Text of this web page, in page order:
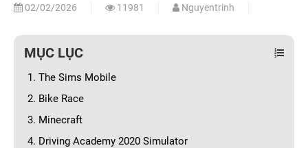
02/02/2026 11981 Nguyentrinh
MỤC LỤC
1. The Sims Mobile
2. Bike Race
3. Minecraft
4. Driving Academy 2020 Simulator